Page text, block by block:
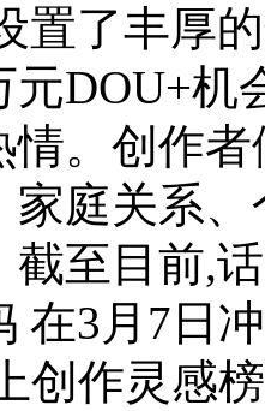
置了丰厚
元DOU+机
情。创作
家庭关系
截至目前,
在3月7日
创作灵感